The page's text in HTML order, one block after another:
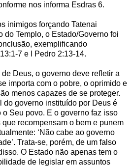
nos informa Esdras 6.
inimigos forçando Tatenai
do Templo, o Estado/Governo foi
exemplificando
7 e I Pedro 2:13-14.
Deus, o governo deve refletir a
importa com o pobre, o oprimido e
menos capazes de se proteger.
do governo instituído por Deus é
o Seu povo. E o governo faz isso
recompensam o bem e punem
‘Não cabe ao governo
Trata-se, porém, de um falso
O Estado não apenas tem o
de legislar em assuntos